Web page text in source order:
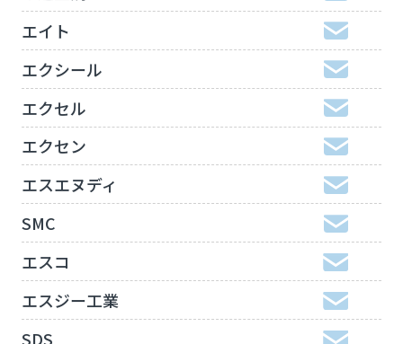
エイト
エクシール
エクセル
エクセン
エスエヌディ
SMC
エスコ
エスジー工業
SDS